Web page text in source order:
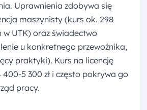
Uprawnienia zdobywa się
maszynisty (kurs ok. 298
w UTK) oraz świadectwo
u konkretnego przewoźnika,
praktyki). Kurs na licencję
5 300 zł i często pokrywa go
pracy.